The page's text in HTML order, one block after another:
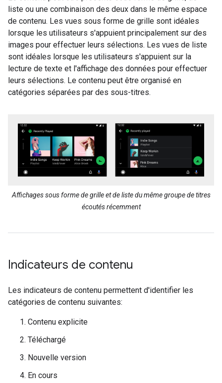
liste ou une combinaison des deux dans le même espace
de contenu. Les vues sous forme de grille sont idéales
lorsque les utilisateurs s'appuient principalement sur des
images pour effectuer leurs sélections. Les vues de liste
sont idéales lorsque les utilisateurs s'appuient sur la
lecture de texte et l'affichage des données pour effectuer
leurs sélections. Le contenu peut être organisé en
catégories séparées par des sous-titres.
Affichages sous forme de grille et de liste du même groupe de titres
écoutés récemment
Indicateurs de contenu
Les indicateurs de contenu permettent d'identifier les
catégories de contenu suivantes:
Contenu explicite
Téléchargé
Nouvelle version
En cours